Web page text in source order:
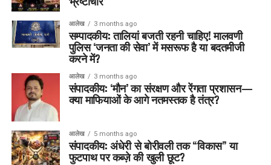
आलेख 3 months ago
सम्पादकीय: तालियां बजती रहनी चाहिए! मालवणी
पुलिस ‘जनता की सेवा’ में मसरूफ है या बदतमीजी
करने में?
आलेख 3 months ago
संपादकीय: ‘मौन’ का संरक्षण और रेंगता प्रशासन—
क्या माफियाओं के आगे नतमस्तक है तंत्र?
आलेख 5 months ago
संपादकीय: अंधेरी से बोरीवली तक “विकास” या
फुटपाथ पर कब्ज़े की खुली छूट?